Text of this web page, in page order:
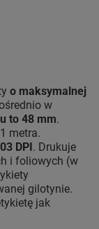
o maksymalnej
w
to 48 mm.
metra.
DPI . Drukuje
i foliowych (w
gilotynie.
jak